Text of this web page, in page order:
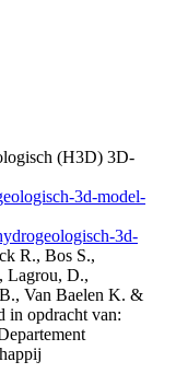
(H3D) 3D-
3d-model-
3d-
R., Bos S.,
Lagrou, D.,
Van Baelen K. &
in opdracht van: